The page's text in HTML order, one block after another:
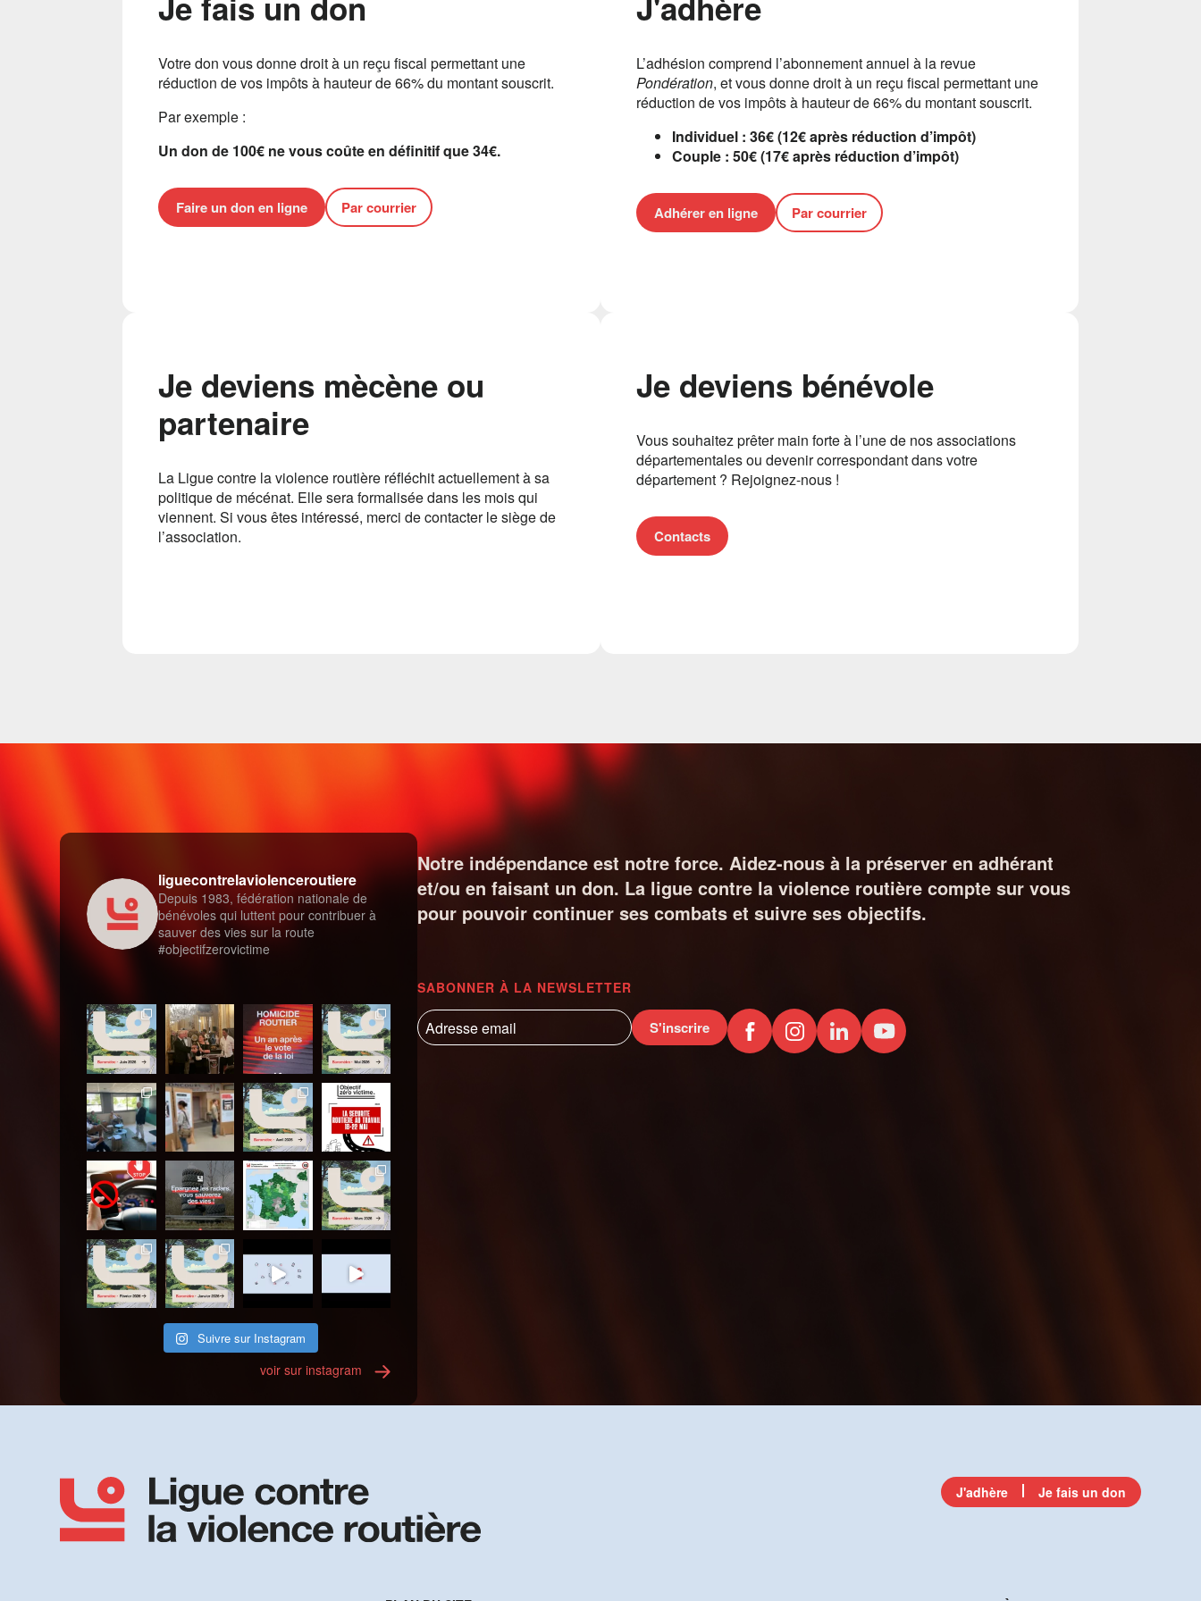
Votre don vous donne droit à un reçu fiscal permettant une
réduction de vos impôts à hauteur de 66% du montant souscrit.
Par exemple :
Un don de 100€ ne vous coûte en définitif que 34€.
Faire un don en ligne Par courrier
L’adhésion comprend l’abonnement annuel à la revue
Pondération, et vous donne droit à un reçu fiscal permettant une
réduction de vos impôts à hauteur de 66% du montant souscrit.
Individuel : 36€ (12€ après réduction d’impôt)
Couple : 50€ (17€ après réduction d’impôt)
Adhérer en ligne Par courrier
Je deviens mècène ou
partenaire
La Ligue contre la violence routière réfléchit actuellement à sa
politique de mécénat. Elle sera formalisée dans les mois qui
viennent. Si vous êtes intéressé, merci de contacter le siège de
l’association.
Je deviens bénévole
Vous souhaitez prêter main forte à l’une de nos associations
départementales ou devenir correspondant dans votre
département ? Rejoignez-nous !
Contacts
liguecontrelaviolenceroutiere
Depuis 1983, fédération nationale de
bénévoles qui luttent pour contribuer à
sauver des vies sur la route
#objectifzerovictime
Suivre sur Instagram
voir sur instagram
Notre indépendance est notre force. Aidez-nous à la préserver en adhérant
et/ou en faisant un don. La ligue contre la violence routière compte sur vous
pour pouvoir continuer ses combats et suivre ses objectifs.
SABONNER À LA NEWSLETTER
S'inscrire
J'adhère Je fais un don